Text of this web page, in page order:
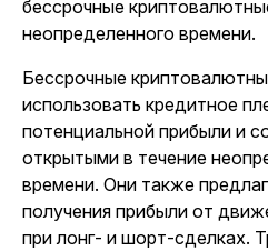
бессрочные
неопределенного времени.
Бессрочные
использовать кредитное
потенциальной прибыли и
открытыми в течение
времени. Они также
получения прибыли от
при лонг- и шорт-сделках.